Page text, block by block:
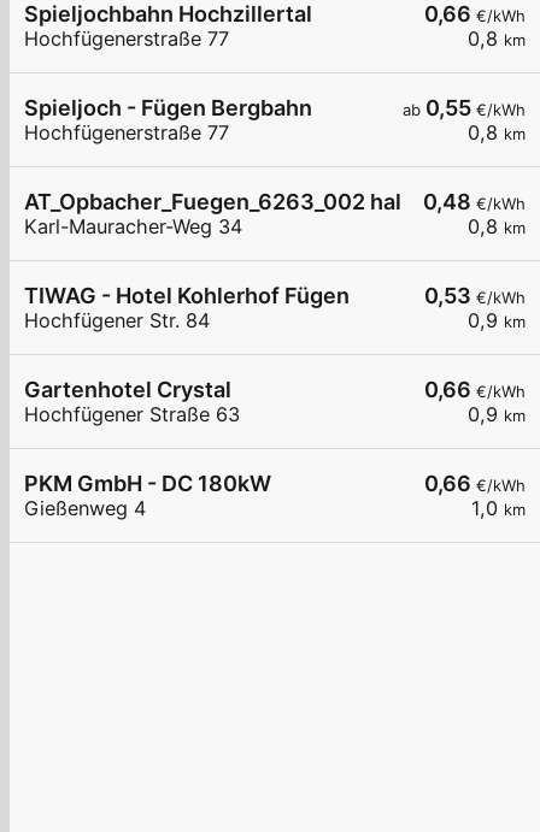
0,66 €/kWh
0,8 km
Spieljochbahn Hochzillertal
Hochfügenerstraße 77
ab 0,55 €/kWh
0,8 km
Spieljoch - Fügen Bergbahn
Hochfügenerstraße 77
0,48 €/kWh
0,8 km
AT_Opbacher_Fuegen_6263_002 halböffentlich
Karl-Mauracher-Weg 34
0,53 €/kWh
0,9 km
TIWAG - Hotel Kohlerhof Fügen
Hochfügener Str. 84
0,66 €/kWh
0,9 km
Gartenhotel Crystal
Hochfügener Straße 63
0,66 €/kWh
1,0 km
PKM GmbH - DC 180kW
Gießenweg 4